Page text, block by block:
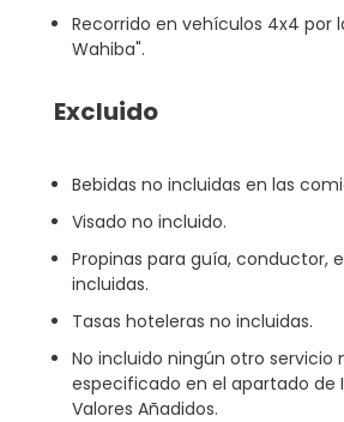
Recorrido en vehículos 4x4 por
Wahiba".
Excluido
Bebidas no incluidas en las
Visado no incluido.
Propinas para guía, conductor,
incluidas.
Tasas hoteleras no incluidas.
No incluido ningún otro servicio
especificado en el apartado de
Valores Añadidos.